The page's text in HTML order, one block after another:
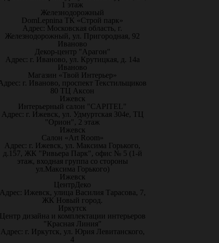
1 этаж
Железнодорожный
DomLepnina ТК «Строй парк»
Адрес: Московская область, г.
Железнодорожный, ул. Пригородная, 92
Иваново
Декор-центр "Арагон"
Адрес: г. Иваново, ул. Крутицкая, д. 14а
Иваново
Магазин «Твой Интерьер»
г. Иваново, проспект Текстильщиков
80 ТЦ Аксон
Ижевск
Интерьерный салон "CAPITEL"
Адрес: г. Ижевск, ул. Удмуртская 304е, ТЦ
"Орион", 2 этаж
Ижевск
Салон «Art Room»
Адрес: г. Ижевск, ул. Максима Горького,
д.157, ЖК "Ривьера Парк", офис № 5 (1-й
этаж, входная группа со стороны
ул.Максима Горького)
Ижевск
ЦентрДеко
Ижевск, улица Василия Тарасова, 7,
ЖК Новый город.
Иркутск
дизайна и комплектации интерьеров
"Красная Линия"
Адрес: г. Иркутск, ул. Юрия Левитанского,
4